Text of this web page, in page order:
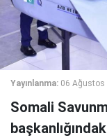
Yayınlanma: 06 Ağustos
Somali